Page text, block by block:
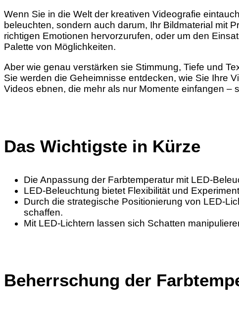
Wenn Sie in die Welt der kreativen Videografie
beleuchten, sondern auch darum, Ihr Bildmaterial mit
richtigen Emotionen hervorzurufen, oder um den
Palette von Möglichkeiten.
Aber wie genau verstärken sie Stimmung, Tiefe und
Sie werden die Geheimnisse entdecken, wie Sie Ihre
Videos ebnen, die mehr als nur Momente einfangen –
Das Wichtigste in Kürze
Die Anpassung der Farbtemperatur mit LED-
LED-Beleuchtung bietet Flexibilität und
Durch die strategische Positionierung von LED-
schaffen.
Mit LED-Lichtern lassen sich Schatten
Beherrschung der